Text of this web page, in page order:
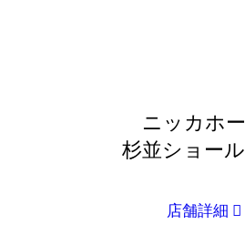
ニッカホ
杉並ショー
店舗詳細